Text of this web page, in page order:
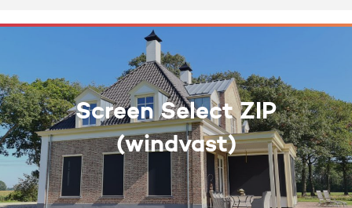
Screen Select ZIP
(windvast)